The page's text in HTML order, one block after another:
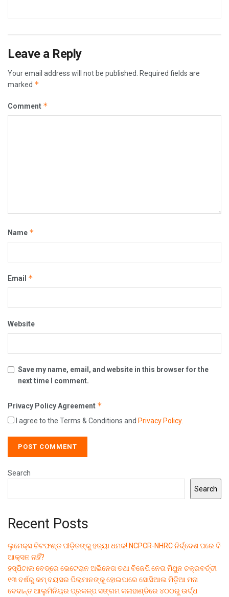
Leave a Reply
Your email address will not be published.
Required fields are
marked *
Comment *
Name *
Email *
Website
Save my name, email, and website in this browser for the
next time I comment.
Privacy Policy Agreement *
I agree to the Terms & Conditions and Privacy Policy.
Search
Search
Recent Posts
ଲୁମେକ୍ସ ଚିଟଫଣ୍ଡ ପୀଡ଼ିତଙ୍କୁ ହତ୍ୟା ଧମକ! NCPCR-NHRC ନିର୍ଦ୍ଦେଶ ପରେ ବି
ଆକ୍ସନ ନାହିଁ?
ହସ୍ପିଟାଲ ବେଡ୍‌ରେ ଭେଟେରାନ ଅଭିନେତା ତଥା ବିଜେପି ନେତା ମିଥୁନ ଚକ୍ରବର୍ତ୍ତୀ
୧୩ ବର୍ଷରୁ କମ୍ ବୟସର ପିଲାମାନଙ୍କୁ ହୋଇପାରେ ସୋସିଆଲ ମିଡ଼ିଆ ମନା
ବେଦାନ୍ତ ଆଲୁମିନିୟର ପ୍ରକଳ୍ପ ସଙ୍ଗମ କଳାହାଣ୍ଡିରେ ୪୦୦ରୁ ଉର୍ଦ୍ଧ